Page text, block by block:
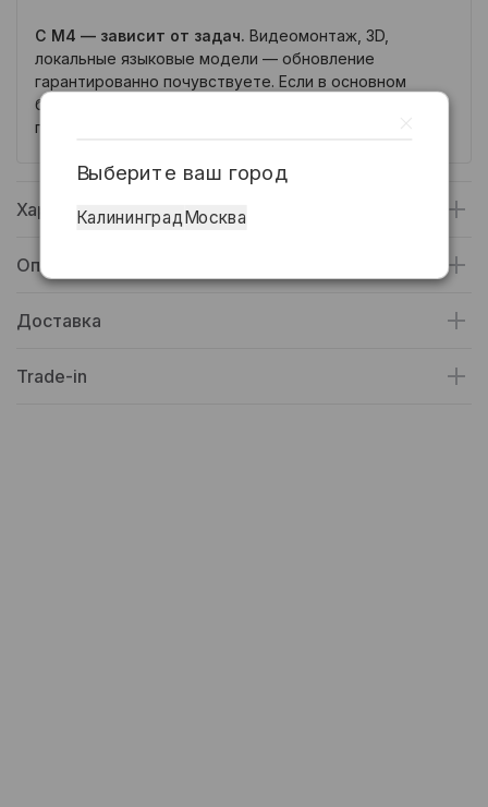
С M4 — зависит от задач. Видеомонтаж, 3D,
локальные языковые модели — обновление
гарантированно почувствуете. Если в основном
браузер и текстовый редактор — опыт останется
практически тем же.
Характеристики
Оплата
Доставка
Trade-in
Выберите ваш город
КалининградМосква